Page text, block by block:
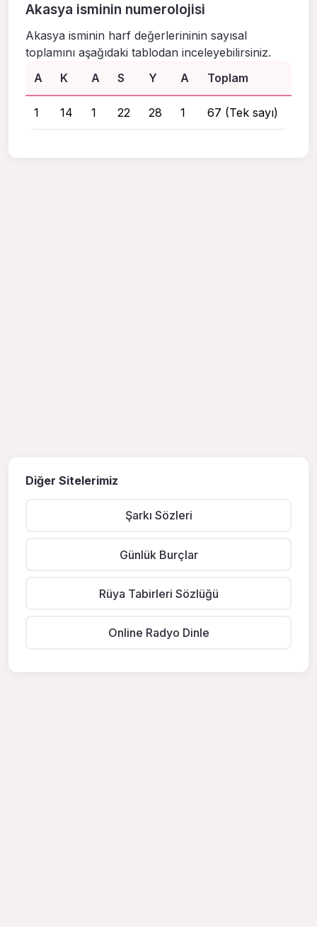
Akasya isminin numerolojisi
Akasya isminin harf değerlerininin sayısal
toplamını aşağıdaki tablodan inceleyebilirsiniz.
A
K A S Y A Toplam
1 14 1 22 28 1 67 (Tek sayı)
Diğer Sitelerimiz
Şarkı Sözleri
Günlük Burçlar
Rüya Tabirleri Sözlüğü
Online Radyo Dinle